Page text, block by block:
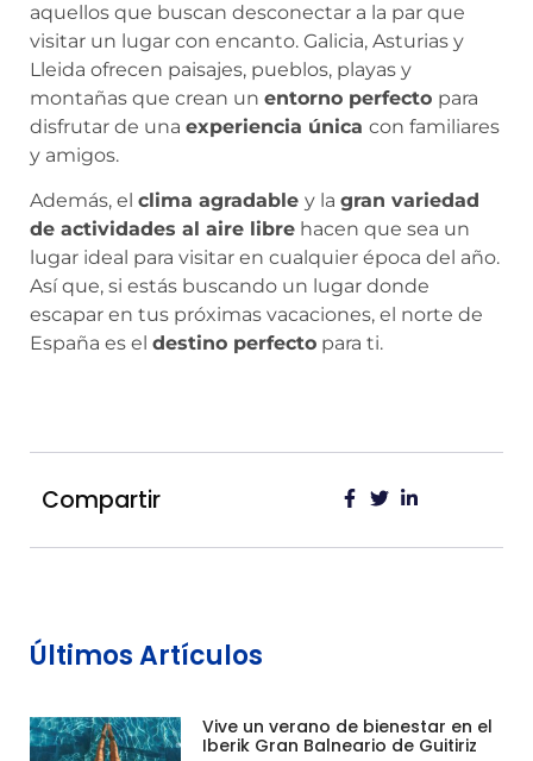
aquellos que buscan desconectar a la par que
visitar un lugar con encanto. Galicia, Asturias y
Lleida ofrecen paisajes, pueblos, playas y
montañas que crean un entorno perfecto para
disfrutar de una experiencia única con familiares
y amigos.
Además, el clima agradable y la gran variedad
de actividades al aire libre hacen que sea un
lugar ideal para visitar en cualquier época del año.
Así que, si estás buscando un lugar donde
escapar en tus próximas vacaciones, el norte de
España es el destino perfecto para ti.
Compartir
Últimos Artículos
Vive un verano de bienestar en el
Iberik Gran Balneario de Guitiriz